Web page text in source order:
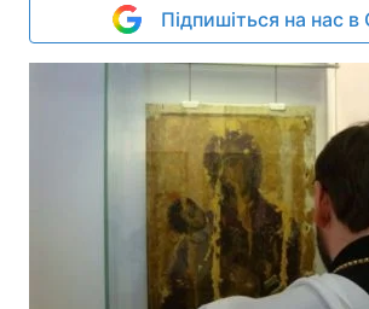
Підпишіться на нас в